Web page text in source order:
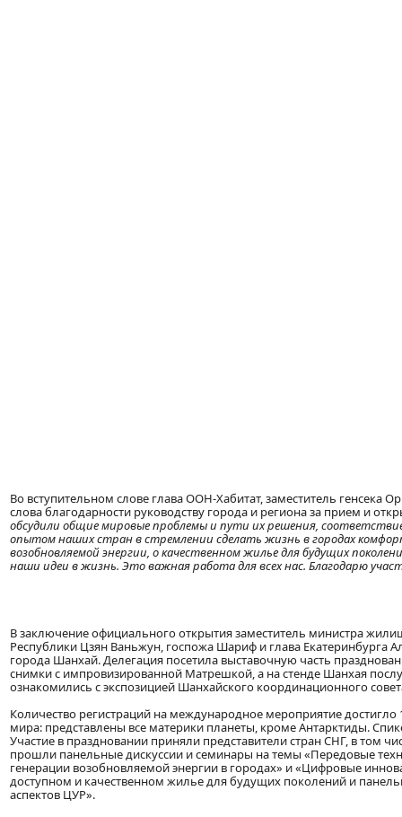
Во вступительном слове глава ООН-Хабитат, заместитель
слова благодарности руководству города и региона за прием и
обсудили общие мировые проблемы и пути их решения,
опытом наших стран в стремлении сделать жизнь в городах
возобновляемой энергии, о качественном жилье для будущих
наши идеи в жизнь. Это важная работа для всех нас. Благодарю
В заключение официального открытия заместитель министра
Республики Цзян Ваньжун, госпожа Шариф и глава Екатеринбурга
города Шанхай. Делегация посетила выставочную часть
снимки с импровизированной Матрешкой, а на стенде Шанхая
ознакомились с экспозицией Шанхайского координационного
Количество регистраций на международное мероприятие достигло
мира: представлены все материки планеты, кроме Антарктиды.
Участие в праздновании приняли представители стран СНГ, в
прошли панельные дискуссии и семинары на темы «Передовые
генерации возобновляемой энергии в городах» и «Цифровые
доступном и качественном жилье для будущих поколений и
аспектов ЦУР».